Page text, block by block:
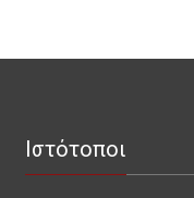
Ιστότοποι